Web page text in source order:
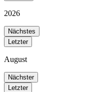
2026
Nächstes
Letzter
August
Nächster
Letzter